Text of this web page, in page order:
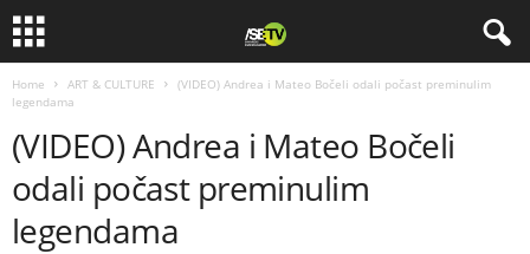
Home ART & CULTURE
(VIDEO) Andrea i Mateo Bočeli odali počast preminulim
legendama
(VIDEO) Andrea i Mateo Bočeli
odali počast preminulim
legendama